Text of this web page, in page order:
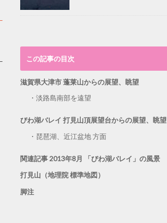
この記事の目次
滋賀県大津市 蓬莱山からの展望、眺望
淡路島南部を遠望
びわ湖バレイ 打見山頂展望台からの展望、眺望
琵琶湖、近江盆地 方面
関連記事 2013年8月 「びわ湖バレイ」の風景
打見山（地理院 標準地図）
脚注